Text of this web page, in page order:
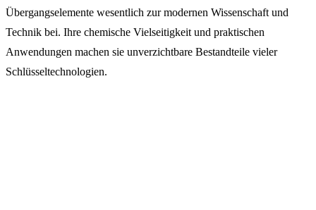
Übergangselemente wesentlich zur modernen Wissenschaft und
Technik bei. Ihre chemische Vielseitigkeit und praktischen
Anwendungen machen sie unverzichtbare Bestandteile vieler
Schlüsseltechnologien.